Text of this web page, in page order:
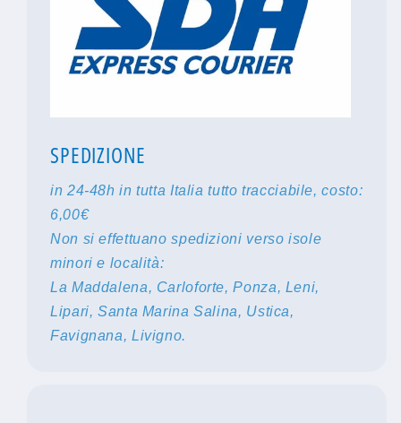
SPEDIZIONE
in 24-48h in tutta Italia tutto tracciabile, costo:
6,00€
Non si effettuano spedizioni verso isole
minori e località:
La Maddalena, Carloforte, Ponza, Leni,
Lipari, Santa Marina Salina, Ustica,
Favignana, Livigno.